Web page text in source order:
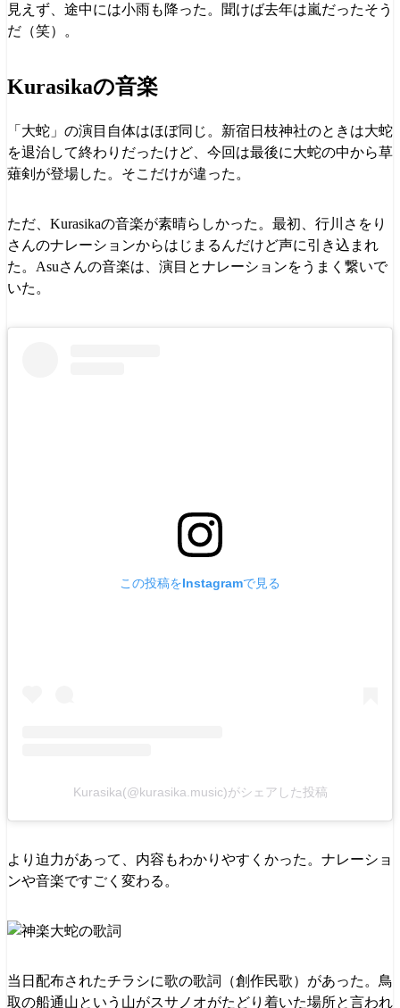
見えず、途中には小雨も降った。聞けば去年は嵐だったそう
だ（笑）。
Kurasikaの音楽
「大蛇」の演目自体はほぼ同じ。新宿日枝神社のときは大蛇
を退治して終わりだったけど、今回は最後に大蛇の中から草
薙剣が登場した。そこだけが違った。
ただ、Kurasikaの音楽が素晴らしかった。最初、行川さをり
さんのナレーションからはじまるんだけど声に引き込まれ
た。Asuさんの音楽は、演目とナレーションをうまく繋いで
いた。
この投稿をInstagramで見る
Kurasika(@kurasika.music)がシェアした投稿
より迫力があって、内容もわかりやすくかった。ナレーショ
ンや音楽ですごく変わる。
当日配布されたチラシに歌の歌詞（創作民歌）があった。鳥
取の船通山という山がスサノオがたどり着いた場所と言われ